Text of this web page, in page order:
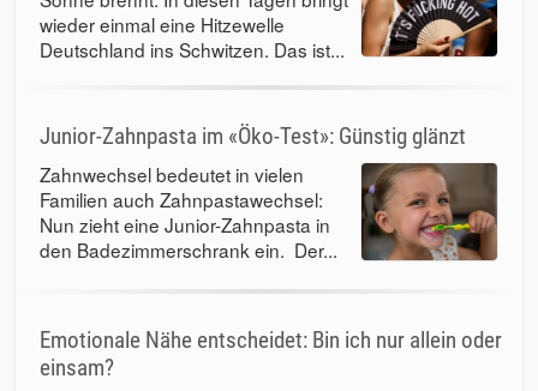
wieder einmal eine Hitzewelle
Deutschland ins Schwitzen. Das ist...
Junior-Zahnpasta im «Öko-Test»: Günstig glänzt
Zahnwechsel bedeutet in vielen
Familien auch Zahnpastawechsel:
Nun zieht eine Junior-Zahnpasta in
den Badezimmerschrank ein. Der...
Emotionale Nähe entscheidet: Bin ich nur allein oder
einsam?